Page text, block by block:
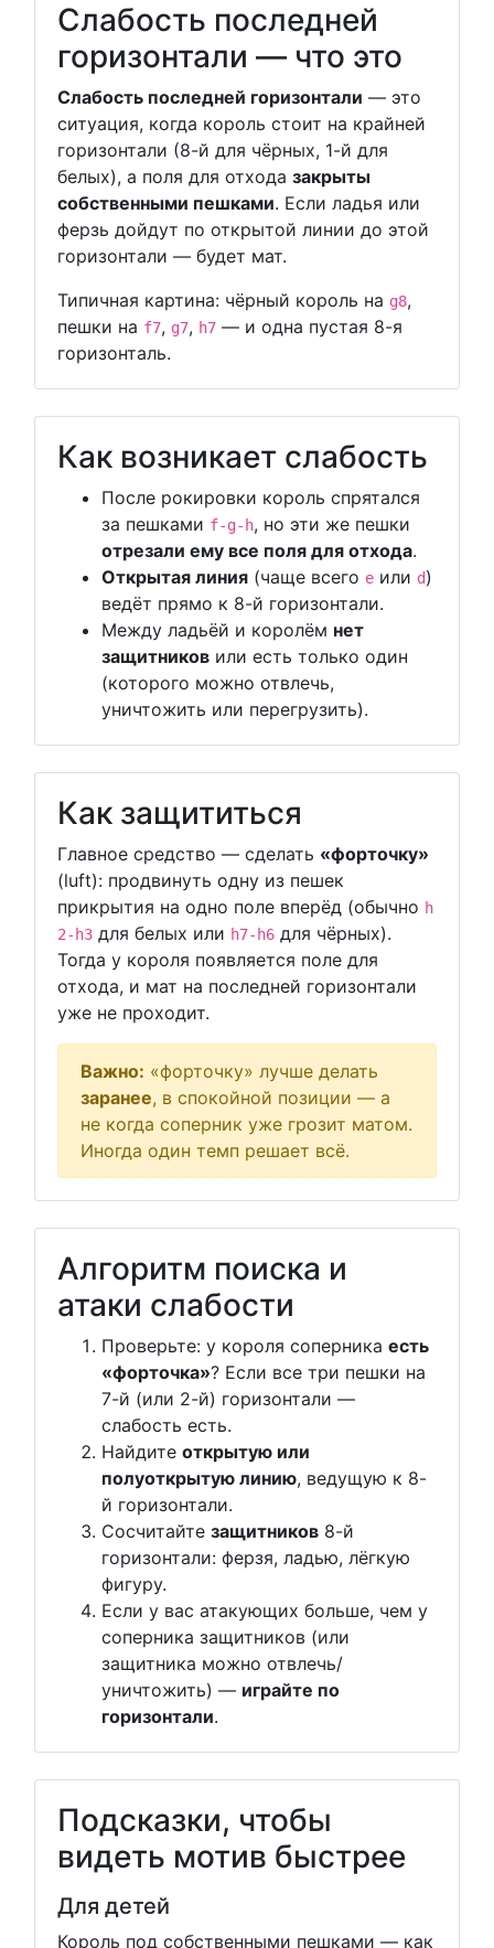
Слабость последней
горизонтали — что это
Слабость последней горизонтали — это
ситуация, когда король стоит на крайней
горизонтали (8-й для чёрных, 1-й для
белых), а поля для отхода закрыты
собственными пешками. Если ладья или
ферзь дойдут по открытой линии до этой
горизонтали — будет мат.
Типичная картина: чёрный король на g8,
пешки на f7, g7, h7 — и одна пустая 8-я
горизонталь.
Как возникает слабость
После рокировки король спрятался
за пешками f-g-h, но эти же пешки
отрезали ему все поля для отхода.
Открытая линия (чаще всего e или d)
ведёт прямо к 8-й горизонтали.
Между ладьёй и королём нет
защитников или есть только один
(которого можно отвлечь,
уничтожить или перегрузить).
Как защититься
Главное средство — сделать «форточку»
(luft): продвинуть одну из пешек
прикрытия на одно поле вперёд (обычно h
2-h3 для белых или h7-h6 для чёрных).
Тогда у короля появляется поле для
отхода, и мат на последней горизонтали
уже не проходит.
Важно: «форточку» лучше делать
заранее, в спокойной позиции — а
не когда соперник уже грозит матом.
Иногда один темп решает всё.
Алгоритм поиска и
атаки слабости
Проверьте: у короля соперника есть
«форточка»? Если все три пешки на
7-й (или 2-й) горизонтали —
слабость есть.
Найдите открытую или
полуоткрытую линию, ведущую к 8-
й горизонтали.
Сосчитайте защитников 8-й
горизонтали: ферзя, ладью, лёгкую
фигуру.
Если у вас атакующих больше, чем у
соперника защитников (или
защитника можно отвлечь/
уничтожить) — играйте по
горизонтали.
Подсказки, чтобы
видеть мотив быстрее
Для детей
Король под собственными пешками — как